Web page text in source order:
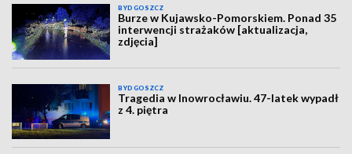
BYDGOSZCZ
Burze w Kujawsko-Pomorskiem. Ponad 35
interwencji strażaków [aktualizacja,
zdjęcia]
BYDGOSZCZ
Tragedia w Inowrocławiu. 47-latek wypadł
z 4. piętra